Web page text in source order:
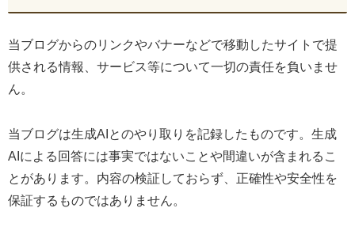
当ブログからのリンクやバナーなどで移動したサイトで提
供される情報、サービス等について一切の責任を負いませ
ん。
当ブログは生成AIとのやり取りを記録したものです。生成
AIによる回答には事実ではないことや間違いが含まれるこ
とがあります。内容の検証しておらず、正確性や安全性を
保証するものではありません。